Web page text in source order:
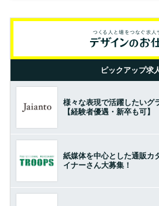
ピックアップ求
様々な表現で活躍したいグ
【経験者優遇・新卒も可】
紙媒体を中心とした通販カ
イナーさん大募集！